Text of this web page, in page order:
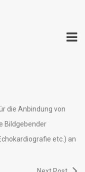
die Anbindung von
Bildgebender
etc.) an